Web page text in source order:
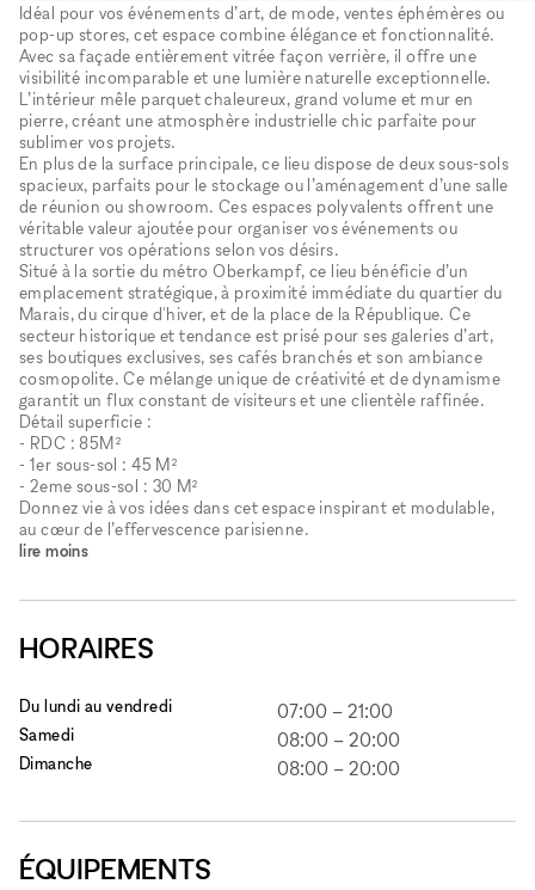
Idéal pour vos événements d’art, de mode, ventes éphémères ou
pop-up stores, cet espace combine élégance et fonctionnalité.
Avec sa façade entièrement vitrée façon verrière, il offre une
visibilité incomparable et une lumière naturelle exceptionnelle.
L’intérieur mêle parquet chaleureux, grand volume et mur en
pierre, créant une atmosphère industrielle chic parfaite pour
sublimer vos projets.
En plus de la surface principale, ce lieu dispose de deux sous-sols
spacieux, parfaits pour le stockage ou l’aménagement d’une salle
de réunion ou showroom. Ces espaces polyvalents offrent une
véritable valeur ajoutée pour organiser vos événements ou
structurer vos opérations selon vos désirs.
Situé à la sortie du métro Oberkampf, ce lieu bénéficie d’un
emplacement stratégique, à proximité immédiate du quartier du
Marais, du cirque d'hiver, et de la place de la République. Ce
secteur historique et tendance est prisé pour ses galeries d’art,
ses boutiques exclusives, ses cafés branchés et son ambiance
cosmopolite. Ce mélange unique de créativité et de dynamisme
garantit un flux constant de visiteurs et une clientèle raffinée.
Détail superficie :
- RDC : 85M²
- 1er sous-sol : 45 M²
- 2eme sous-sol : 30 M²
Donnez vie à vos idées dans cet espace inspirant et modulable,
au cœur de l’effervescence parisienne.
lire moins
HORAIRES
Du lundi au vendredi 07:00 – 21:00
Samedi 08:00 – 20:00
Dimanche 08:00 – 20:00
ÉQUIPEMENTS